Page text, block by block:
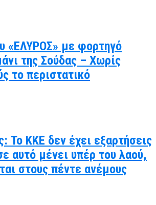
«ΕΛΥΡΟΣ» με φορτηγό
της Σούδας – Χωρίς
το περιστατικό
Το ΚΚΕ δεν έχει εξαρτήσεις
αυτό μένει υπέρ του λαού,
στους πέντε ανέμους